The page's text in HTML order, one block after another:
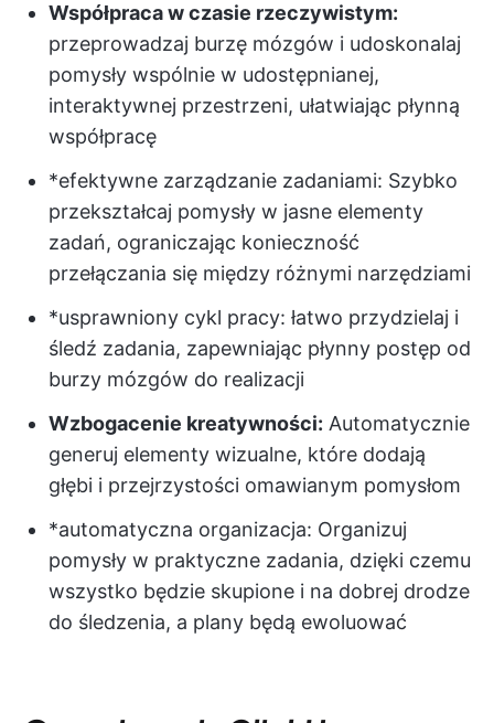
Współpraca w czasie rzeczywistym:
przeprowadzaj burzę mózgów i udoskonalaj
pomysły wspólnie w udostępnianej,
interaktywnej przestrzeni, ułatwiając płynną
współpracę
*efektywne zarządzanie zadaniami: Szybko
przekształcaj pomysły w jasne elementy
zadań, ograniczając konieczność
przełączania się między różnymi narzędziami
*usprawniony cykl pracy: łatwo przydzielaj i
śledź zadania, zapewniając płynny postęp od
burzy mózgów do realizacji
Wzbogacenie kreatywności: Automatycznie
generuj elementy wizualne, które dodają
głębi i przejrzystości omawianym pomysłom
*automatyczna organizacja: Organizuj
pomysły w praktyczne zadania, dzięki czemu
wszystko będzie skupione i na dobrej drodze
do śledzenia, a plany będą ewoluować